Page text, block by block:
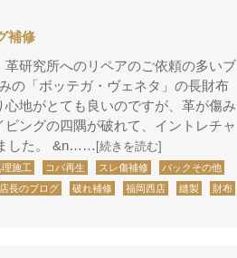
補修
研究所へのリペアのご依頼の多いブ
の「ボッテガ・ヴェネタ」の長財布
地がとても良いのですが、革が傷み
ングの四隅が破れて、イントレチャ
した。 &n…… [続きを読む]
施工 コバ再生 スレ傷補修
バックその他
店長のブログ 破れ補修 福岡西店 縫製
財布